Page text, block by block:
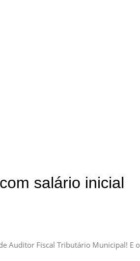
salário inicial
Auditor Fiscal Tributário Municipal! E o